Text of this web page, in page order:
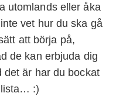
utomlands eller åka
vet hur du ska gå
att börja på,
de kan erbjuda dig
det är har du bockat
lista… :)